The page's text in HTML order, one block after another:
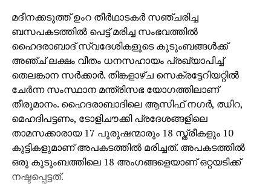
മദീനക്കടുത്ത് ഉംറ തീര്‍ഥാടകര്‍ സഞ്ചരിച്ച
ബസപകടത്തില്‍ പെട്ട് മരിച്ച സംഭവത്തില്‍
ഹൈദരാബാദ് സ്വദേശികളുടെ കുടുംബങ്ങള്‍ക്ക്
അഞ്ച് ലക്ഷം വീതം ധനസഹായം പ്രഖ്യാപിച്ച്
തെലങ്കാന സര്‍ക്കാര്‍. തിങ്കളാഴ്ച സെക്രട്ടേറിയറ്റില്‍
ചേര്‍ന്ന സംസ്ഥാന മന്ത്രിസഭ യോഗത്തിലാണ്
തീരുമാനം. ഹൈദരാബാദിലെ ആസിഫ് നഗര്‍, ഝിറ,
മെഹദിപട്ടണം, ടോളിചൗക്കി പ്രദേശങ്ങളിലെ
താമസക്കാരായ 17 പുരുഷന്മാരും 18 സ്ത്രീകളും 10
കുട്ടികളുമാണ് അപകടത്തില്‍ മരിച്ചത്. അപകടത്തില്‍
ഒരു കുടുംബത്തിലെ 18 അംഗങ്ങളെയാണ് ഒറ്റയടിക്ക്
നഷ്ടപ്പെട്ടത്.